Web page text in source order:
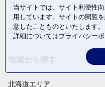
フルーツ
ファッション
飲料(酒以外)
北海道エリア
当サイトでは、サイト利便性
用しています。サイトの閲覧
意したことものといたします。
詳細についてはプライバシー